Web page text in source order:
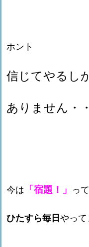
ホント
信じてやるし
ありません・
今は 「宿題！」 っ
ひたすら毎日 やって